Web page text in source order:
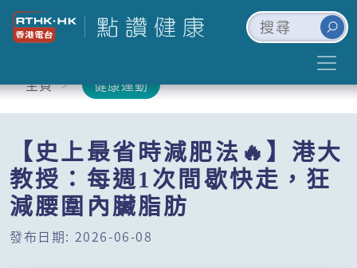
主頁 健康運動
【史上最省時減肥法🔥】港大
教授：每週1次間歇快走，狂
減腰圍內臟脂肪
發布日期: 2026-06-08